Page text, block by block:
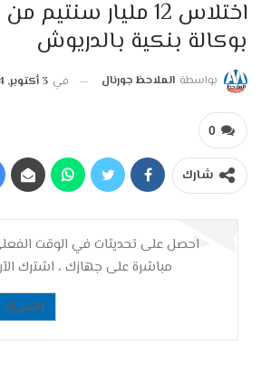
اختلاس 12 مليار
بوكالة بنكية بالدريوش
بواسطة الملاحظ جورنال في 3 أكتوبر, 2014
0
شارك
احصل على تحديثات في الوقت
مباشرة على جهازك ، اشترك
الاشتراك